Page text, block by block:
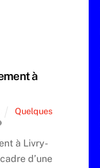
à
Quelques
à Livry-
d’une